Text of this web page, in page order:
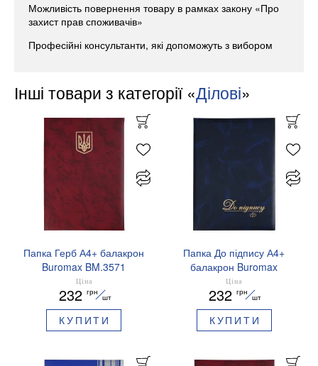
Можливість повернення товару в рамках закону «Про
захист прав споживачів»
Професійні консультанти, які допоможуть з вибором
Інші товари з категорії «Ділові»
Папка Герб А4+ балакрон
Buromax BM.3571
Ціна
232 грн
шт
КУПИТИ
Папка До підпису А4+
балакрон Buromax
BM.3572
Ціна
232 грн
шт
КУПИТИ